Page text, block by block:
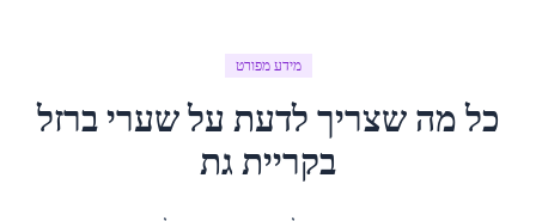
מידע מפורט
כל מה שצריך לדעת עלשערי ברזל
בקריית גת